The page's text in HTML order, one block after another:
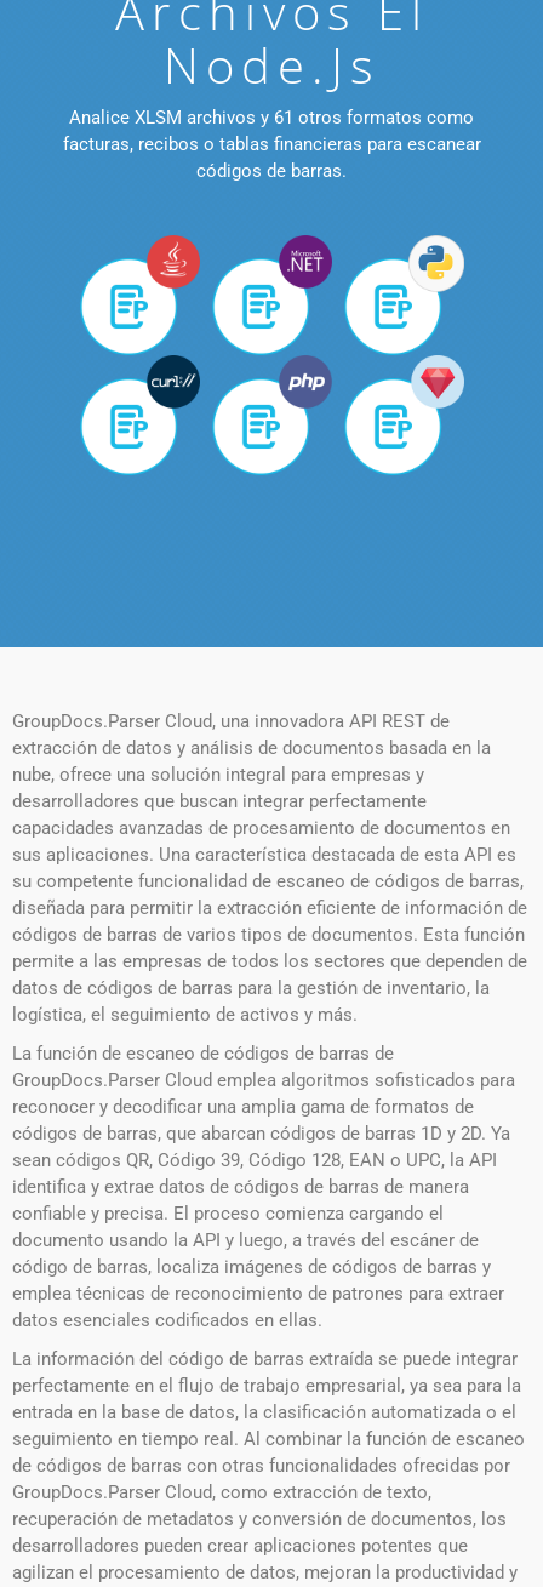
Node.js
Analice XLSM archivos y 61 otros formatos como
facturas, recibos o tablas financieras para escanear
códigos de barras.
GroupDocs.Parser Cloud, una innovadora API REST de
extracción de datos y análisis de documentos basada en la
nube, ofrece una solución integral para empresas y
desarrolladores que buscan integrar perfectamente
capacidades avanzadas de procesamiento de documentos en
sus aplicaciones. Una característica destacada de esta API es
su competente funcionalidad de escaneo de códigos de barras,
diseñada para permitir la extracción eficiente de información de
códigos de barras de varios tipos de documentos. Esta función
permite a las empresas de todos los sectores que dependen de
datos de códigos de barras para la gestión de inventario, la
logística, el seguimiento de activos y más.
La función de escaneo de códigos de barras de
GroupDocs.Parser Cloud emplea algoritmos sofisticados para
reconocer y decodificar una amplia gama de formatos de
códigos de barras, que abarcan códigos de barras 1D y 2D. Ya
sean códigos QR, Código 39, Código 128, EAN o UPC, la API
identifica y extrae datos de códigos de barras de manera
confiable y precisa. El proceso comienza cargando el
documento usando la API y luego, a través del escáner de
código de barras, localiza imágenes de códigos de barras y
emplea técnicas de reconocimiento de patrones para extraer
datos esenciales codificados en ellas.
La información del código de barras extraída se puede integrar
perfectamente en el flujo de trabajo empresarial, ya sea para la
entrada en la base de datos, la clasificación automatizada o el
seguimiento en tiempo real. Al combinar la función de escaneo
de códigos de barras con otras funcionalidades ofrecidas por
GroupDocs.Parser Cloud, como extracción de texto,
recuperación de metadatos y conversión de documentos, los
desarrolladores pueden crear aplicaciones potentes que
agilizan el procesamiento de datos, mejoran la productividad y